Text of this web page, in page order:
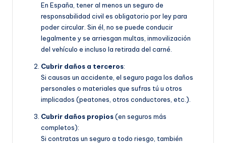
En España, tener al menos un seguro de
responsabilidad civil es obligatorio por ley para
poder circular. Sin él, no se puede conducir
legalmente y se arriesgan multas, inmovilización
del vehículo e incluso la retirada del carné.
Cubrir daños a terceros:
Si causas un accidente, el seguro paga los daños
personales o materiales que sufras tú u otros
implicados (peatones, otros conductores, etc.).
Cubrir daños propios(en seguros más
completos):
Si contratas un seguro a todo riesgo, también